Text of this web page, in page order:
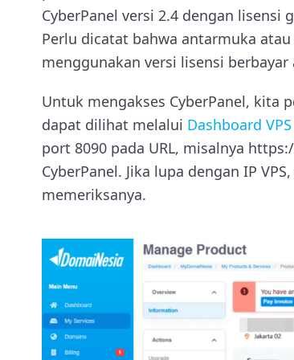
CyberPanel versi 2.4 dengan
Perlu dicatat bahwa antarmuka
menggunakan versi lisensi
Untuk mengakses CyberPanel, kita
dapat dilihat melalui Dashboard
port 8090 pada URL, misalnya
CyberPanel. Jika lupa dengan IP
memeriksanya.